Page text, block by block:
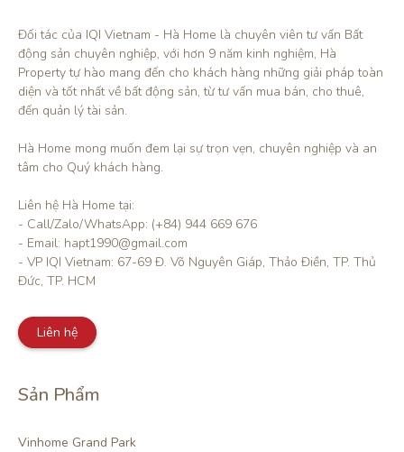
Đối tác của IQI Vietnam - Hà Home là chuyên viên tư vấn Bất
động sản chuyên nghiệp, với hơn 9 năm kinh nghiệm, Hà
Property tự hào mang đến cho khách hàng những giải pháp toàn
diện và tốt nhất về bất động sản, từ tư vấn mua bán, cho thuê,
đến quản lý tài sản.
Hà Home mong muốn đem lại sự trọn vẹn, chuyên nghiệp và an
tâm cho Quý khách hàng.
Liên hệ Hà Home tại:
- Call/Zalo/WhatsApp: (+84) 944 669 676
- Email: hapt1990@gmail.com
- VP IQI Vietnam: 67-69 Đ. Võ Nguyên Giáp, Thảo Điền, TP. Thủ
Đức, TP. HCM
Liên hệ
Sản Phẩm
Vinhome Grand Park